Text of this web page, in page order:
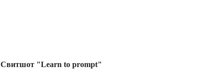
Свитшот "Learn to prompt"